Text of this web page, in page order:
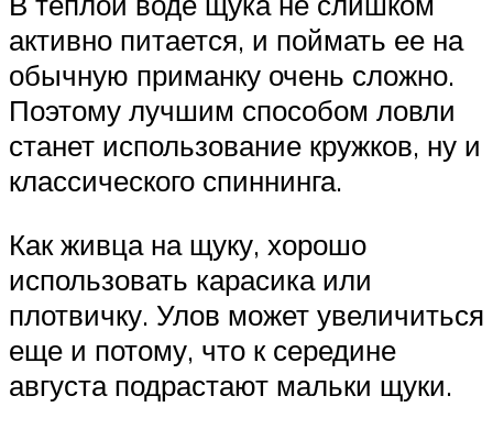
активно питается, и поймать ее на
обычную приманку очень сложно.
Поэтому лучшим способом ловли
станет использование кружков, ну и
классического спиннинга.
Как живца на щуку, хорошо
использовать карасика или
плотвичку. Улов может увеличиться
еще и потому, что к середине
августа подрастают мальки щуки.